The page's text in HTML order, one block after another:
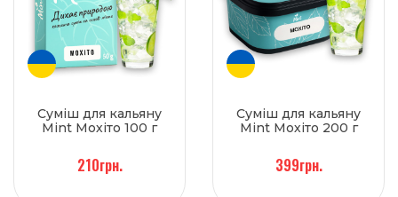
Суміш для кальяну
Mint Мохіто 100 г
210грн.
Суміш для кальяну
Mint Мохіто 200 г
399грн.